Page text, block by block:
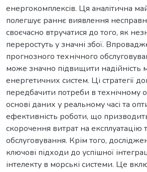
енергокомплексів. Ця аналітична
полегшує раннє виявлення
своєчасно втручатися до того, як
переростуть у значні збої.
прогнозного технічного
може значно підвищити надійність
енергетичних систем. Ці стратегії
передбачити потреби в технічному
основі даних у реальному часі та
ефективність роботи, що
скорочення витрат на експлуатацію
обслуговування. Крім того,
ключові підходи до успішної
інтелекту в морські системи. Це